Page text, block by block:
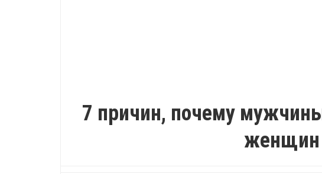
7 причин, почему
женщин